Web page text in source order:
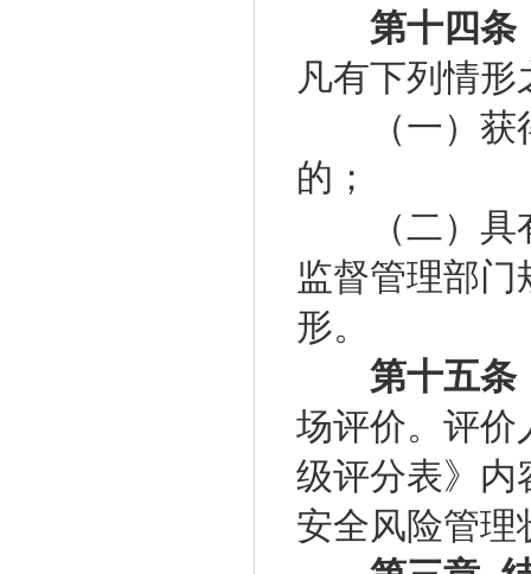
第十四条
凡有下列情
（一）获得
的；
（二）具有
监督管理部
形。
第十五条
场评价。评价
级评分表》内
安全风险管理